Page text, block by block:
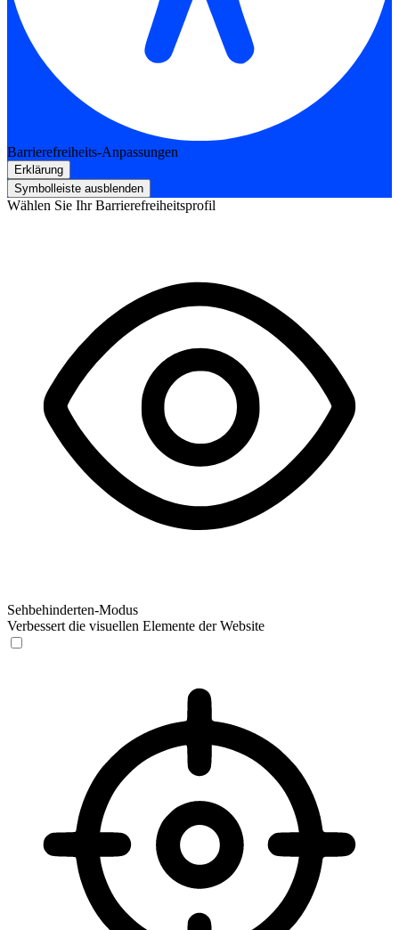
Barrierefreiheits-Anpassungen
Erklärung
Symbolleiste ausblenden
Wählen Sie Ihr Barrierefreiheitsprofil
Sehbehinderten-Modus
Verbessert die visuellen Elemente der Website